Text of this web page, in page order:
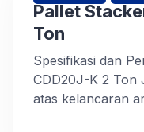
Pallet
Ton
Spesifikasi dan
CDD20J-K 2 Ton
atas kelancaran